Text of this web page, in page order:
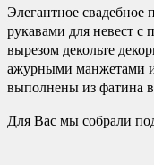
Элегантное свадебное
рукавами для невест
вырезом декольте
ажурными манжетами
выполнены из фатина
Для Вас мы собрали